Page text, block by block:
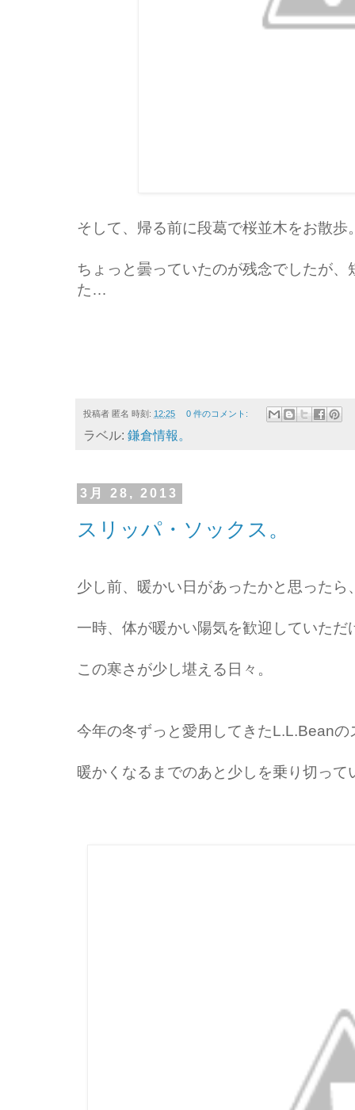
そして、帰る前に段葛で桜並木をお散歩
ちょっと曇っていたのが残念でしたが
た…
投稿者 匿名 時刻: 12:25 0 件のコメント:
ラベル: 鎌倉情報。
3月 28, 2013
スリッパ・ソックス。
少し前、暖かい日があったかと思った
一時、体が暖かい陽気を歓迎していただ
この寒さが少し堪える日々。
今年の冬ずっと愛用してきたL.L.Bean
暖かくなるまでのあと少しを乗り切っ